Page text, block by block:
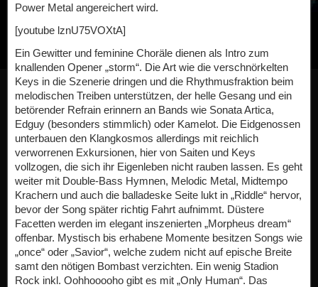
Power Metal angereichert wird.
[youtube lznU75VOXtA]
Ein Gewitter und feminine Choräle dienen als Intro zum
knallenden Opener „storm“. Die Art wie die verschnörkelten
Keys in die Szenerie dringen und die Rhythmusfraktion beim
melodischen Treiben unterstützen, der helle Gesang und ein
betörender Refrain erinnern an Bands wie Sonata Artica,
Edguy (besonders stimmlich) oder Kamelot. Die Eidgenossen
unterbauen den Klangkosmos allerdings mit reichlich
verworrenen Exkursionen, hier von Saiten und Keys
vollzogen, die sich ihr Eigenleben nicht rauben lassen. Es geht
weiter mit Double-Bass Hymnen, Melodic Metal, Midtempo
Krachern und auch die balladeske Seite lukt in „Riddle“ hervor,
bevor der Song später richtig Fahrt aufnimmt. Düstere
Facetten werden im elegant inszenierten „Morpheus dream“
offenbar. Mystisch bis erhabene Momente besitzen Songs wie
„once“ oder „Savior“, welche zudem nicht auf epische Breite
samt den nötigen Bombast verzichten. Ein wenig Stadion
Rock inkl. Oohhooooho gibt es mit „Only Human“. Das